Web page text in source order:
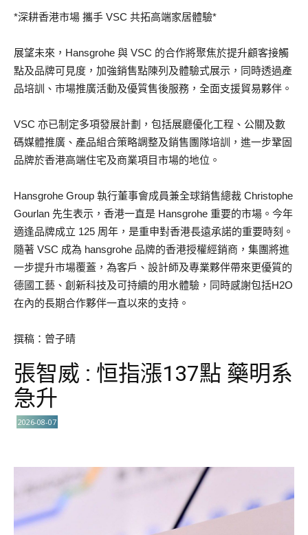
*深耕香港市場 攜手 VSC 共拓高端家居體驗*
展望未來，Hansgrohe 與 VSC 的合作將聚焦於提升顧客接觸
點及品牌可見度，加強銷售點陳列及體驗式展示，同時透過產
品培訓、市場推廣活動及優質售後服務，全面支援貿易夥伴。
VSC 亦已制定多項發展計劃，包括展廳優化工程、公關及數
碼媒體推廣、產品組合策略調整及銷售團隊培訓，進一步鞏固
品牌於香港高端住宅及商業項目市場的地位。
Hansgrohe Group 執行董事會成員兼全球銷售總裁 Christophe
Gourlan 先生表示，香港一直是 Hansgrohe 重要的市場。今年
適逢品牌成立 125 周年，是重申對香港長遠承諾的重要時刻。
隨著 VSC 成為 hansgrohe 品牌的香港授權經銷商，集團將進
一步提升市場覆蓋，為客戶、設計師及專業夥伴帶來更優質的
德國工藝、創新科技及可持續的用水體驗，同時感謝包括H2O
在內的長期合作夥伴一直以來的支持。
撰稿：曾子晴
張智威 : 恒指漲137點 藥明系
急升
2026-08-07